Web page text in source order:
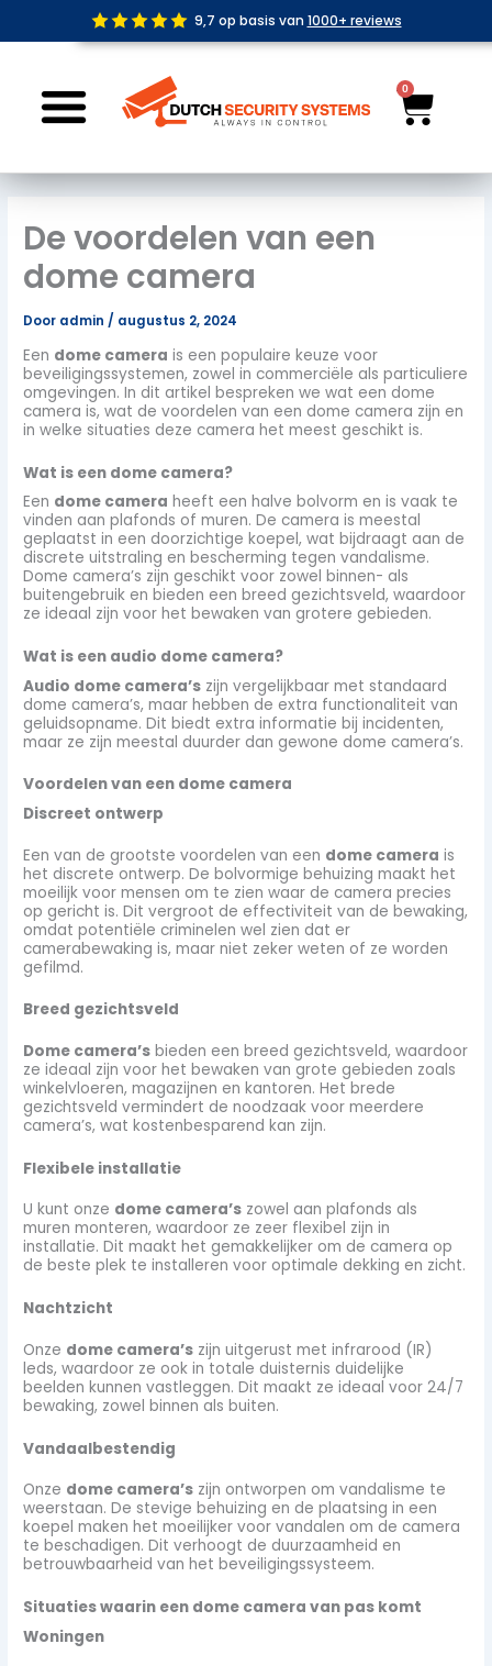
de
9,7 op basis van 1000+ reviews
0
De voordelen van een
dome camera
Door admin / augustus 2, 2024
Een dome camera is een populaire keuze voor
beveiligingssystemen, zowel in commerciële als particuliere
omgevingen. In dit artikel bespreken we wat een dome
camera is, wat de voordelen van een dome camera zijn en
in welke situaties deze camera het meest geschikt is.
Wat is een dome camera?
Een dome camera heeft een halve bolvorm en is vaak te
vinden aan plafonds of muren. De camera is meestal
geplaatst in een doorzichtige koepel, wat bijdraagt aan de
discrete uitstraling en bescherming tegen vandalisme.
Dome camera’s zijn geschikt voor zowel binnen- als
buitengebruik en bieden een breed gezichtsveld, waardoor
ze ideaal zijn voor het bewaken van grotere gebieden.
Wat is een audio dome camera?
Audio dome camera’s zijn vergelijkbaar met standaard
dome camera’s, maar hebben de extra functionaliteit van
geluidsopname. Dit biedt extra informatie bij incidenten,
maar ze zijn meestal duurder dan gewone dome camera’s.
Voordelen van een dome camera
Discreet ontwerp
Een van de grootste voordelen van een dome camera is
het discrete ontwerp. De bolvormige behuizing maakt het
moeilijk voor mensen om te zien waar de camera precies
op gericht is. Dit vergroot de effectiviteit van de bewaking,
omdat potentiële criminelen wel zien dat er
camerabewaking is, maar niet zeker weten of ze worden
gefilmd.
Breed gezichtsveld
Dome camera’s bieden een breed gezichtsveld, waardoor
ze ideaal zijn voor het bewaken van grote gebieden zoals
winkelvloeren, magazijnen en kantoren. Het brede
gezichtsveld vermindert de noodzaak voor meerdere
camera’s, wat kostenbesparend kan zijn.
Flexibele installatie
U kunt onze dome camera’s zowel aan plafonds als
muren monteren, waardoor ze zeer flexibel zijn in
installatie. Dit maakt het gemakkelijker om de camera op
de beste plek te installeren voor optimale dekking en zicht.
Nachtzicht
Onze dome camera’s zijn uitgerust met infrarood (IR)
leds, waardoor ze ook in totale duisternis duidelijke
beelden kunnen vastleggen. Dit maakt ze ideaal voor 24/7
bewaking, zowel binnen als buiten.
Vandaalbestendig
Onze dome camera’s zijn ontworpen om vandalisme te
weerstaan. De stevige behuizing en de plaatsing in een
koepel maken het moeilijker voor vandalen om de camera
te beschadigen. Dit verhoogt de duurzaamheid en
betrouwbaarheid van het beveiligingssysteem.
Situaties waarin een dome camera van pas komt
Woningen